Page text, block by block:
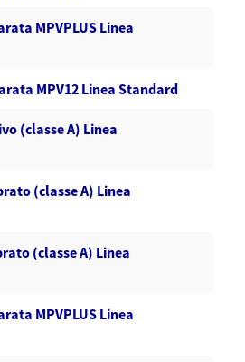
MPVPLUS Linea
MPV12 Linea Standard
(classe A) Linea
(classe A) Linea
(classe A) Linea
MPVPLUS Linea